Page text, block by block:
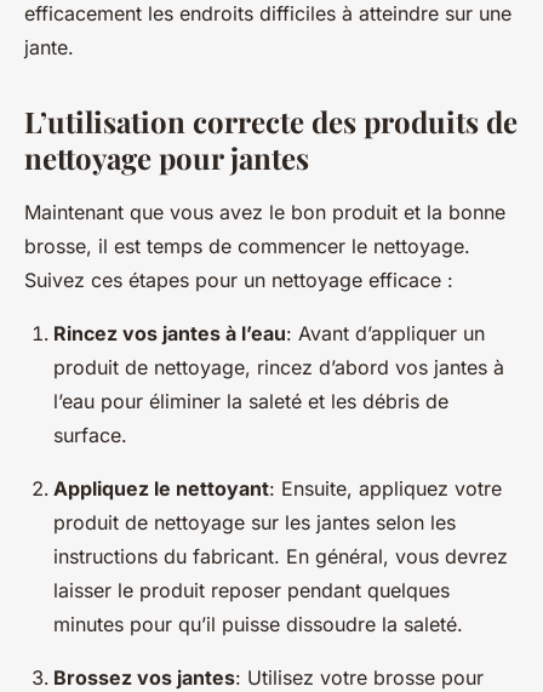
efficacement les endroits difficiles à atteindre sur une
jante.
L’utilisation correcte des produits de
nettoyage pour jantes
Maintenant que vous avez le bon produit et la bonne
brosse, il est temps de commencer le nettoyage.
Suivez ces étapes pour un nettoyage efficace :
Rincez vos jantes à l’eau: Avant d’appliquer un
produit de nettoyage, rincez d’abord vos jantes à
l’eau pour éliminer la saleté et les débris de
surface.
Appliquez le nettoyant: Ensuite, appliquez votre
produit de nettoyage sur les jantes selon les
instructions du fabricant. En général, vous devrez
laisser le produit reposer pendant quelques
minutes pour qu’il puisse dissoudre la saleté.
Brossez vos jantes: Utilisez votre brosse pour